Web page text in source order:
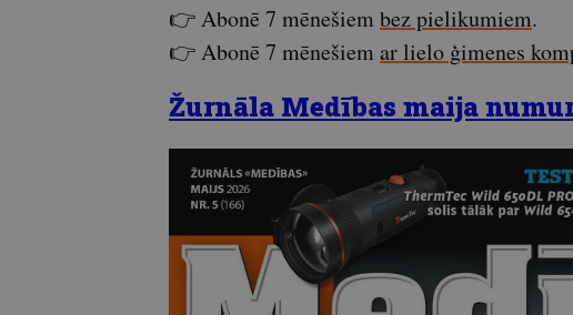
👉 Abonē 7 mēnešiem bez pielikumiem.
👉 Abonē 7 mēnešiem ar lielo ģimenes
Žurnāla Medības maija